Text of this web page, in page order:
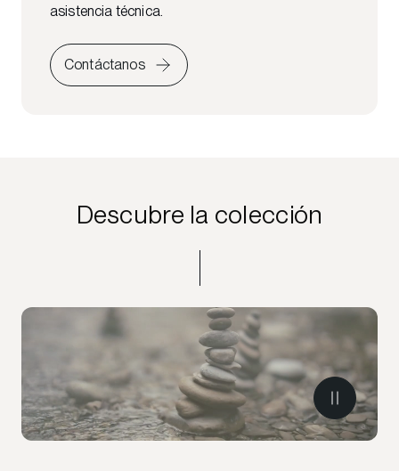
asistencia técnica.
Contáctanos
Descubre la colección